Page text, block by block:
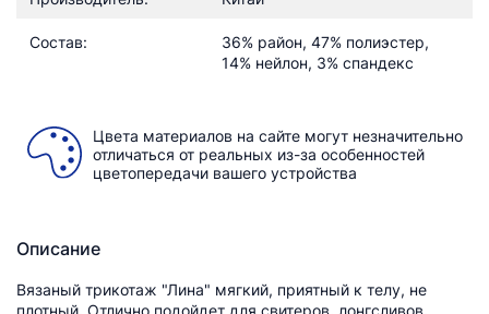
Состав:
36% район, 47% полиэстер,
14% нейлон, 3% спандекс
Цвета материалов на сайте могут незначительно
отличаться от реальных из-за особенностей
цветопередачи вашего устройства
Описание
Вязаный трикотаж "Лина" мягкий, приятный к телу, не
плотный. Отлично подойдет для свитеров, лонгсливов.